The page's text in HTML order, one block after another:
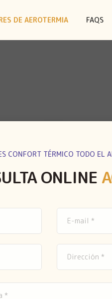
DE AEROTERMIA FAQS
CONFORT TÉRMICO TODO EL
ONLINE